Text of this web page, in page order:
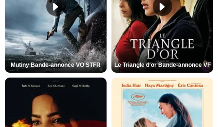
Mutiny Bande-annonce VO STFR Le Triangle d'or Bande-annonce VF